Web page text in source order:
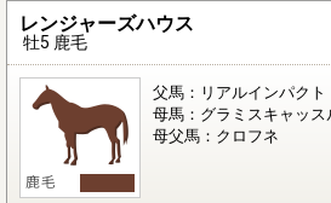
レンジャーズハウス
牡5 鹿毛
父馬：リアルインパクト
母馬：グラミスキャッス
母父馬：クロフネ